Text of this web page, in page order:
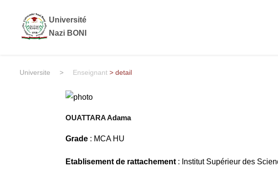
Université
Nazi BONI
Universite > Enseignant > detail
OUATTARA Adama
Grade : MCA HU
Etablisement de rattachement: Institut Supérieur des